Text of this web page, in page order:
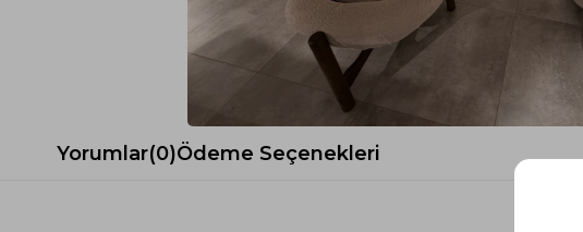
Krem Koltuk Takımı
Ev Tekstili
Gri TV Ünitesi
Beyaz TV Ünitesi
Siyah TV Ünitesi
Şömineli TV Ünitesi
Dresuar
Yorumlar(0)Ödeme Seçenekleri